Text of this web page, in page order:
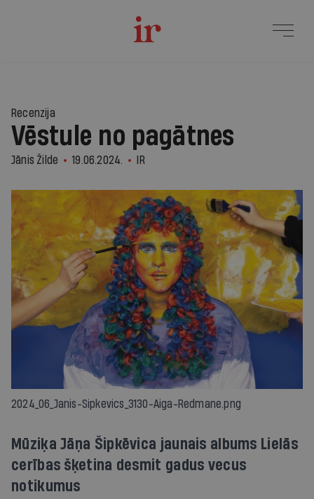
Recenzija
Vēstule no pagātnes
Jānis Žilde 19.06.2024. IR
2024_06_Janis-Sipkevics_3130-Aiga-Redmane.png
Mūziķa Jāņa Šipkēvica jaunais albums Lielās
cerības šķetina desmit gadus vecus
notikumus